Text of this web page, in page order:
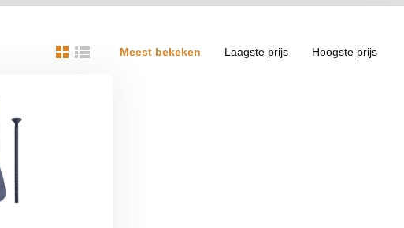
Meest bekeken Laagste prijs Hoogste prijs